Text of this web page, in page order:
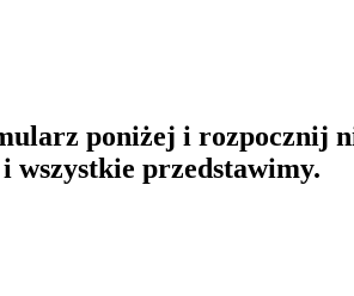
poniżej i rozpocznij
wszystkie przedstawimy.